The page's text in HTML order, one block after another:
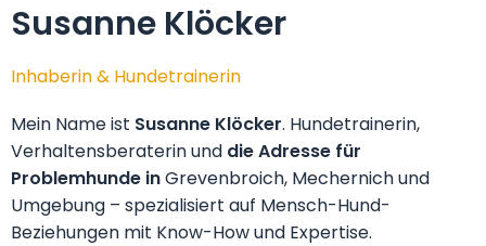
Susanne Klöcker
Inhaberin & Hundetrainerin
Mein Name ist Susanne Klöcker. Hundetrainerin,
Verhaltensberaterin und die Adresse für
Problemhunde inGrevenbroich, Mechernich und
Umgebung – spezialisiert auf Mensch-Hund-
Beziehungen mit Know-How und Expertise.